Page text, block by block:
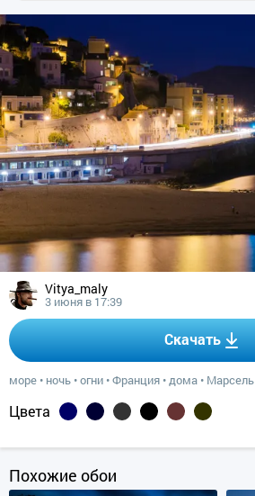
Vitya_maly
3 июня в 17:39
Скачать
море • ночь •огни •Франция •дома • Марсель
Цвета
Похожие обои